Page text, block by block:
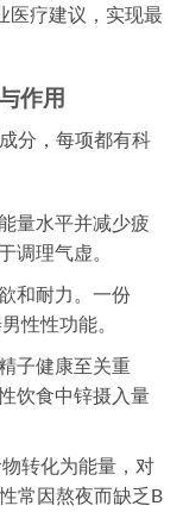
医疗建议，实现最
作用
分，每项都有科
量水平并减少疲
调理气虚。
和耐力。一份
性性功能。
子健康至关重
饮食中锌摄入量
转化为能量，对
常因熬夜而缺乏B